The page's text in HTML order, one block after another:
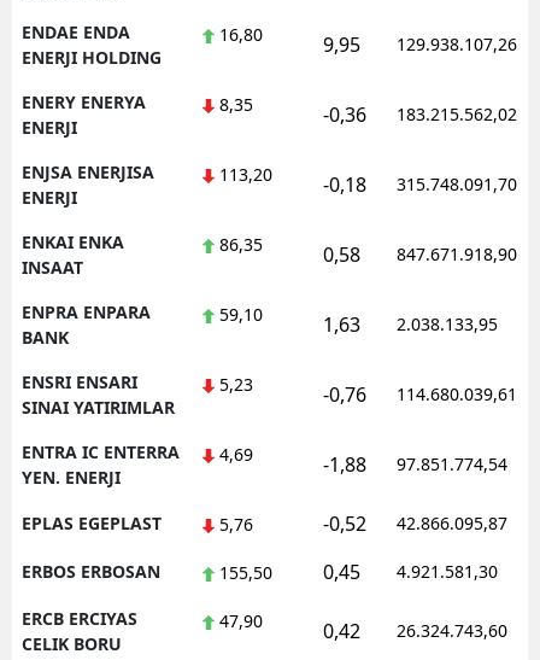
ENDAE ENDA
ENERJI HOLDING
16,80 9,95 129.938.107,26
ENERY ENERYA
ENERJI
8,35 -0,36 183.215.562,02
ENJSA ENERJISA
ENERJI
113,20 -0,18 315.748.091,70
ENKAI ENKA
INSAAT
86,35 0,58 847.671.918,90
ENPRA ENPARA
BANK
59,10 1,63 2.038.133,95
ENSRI ENSARI
SINAI YATIRIMLAR
5,23 -0,76 114.680.039,61
ENTRA IC ENTERRA
YEN. ENERJI
4,69 -1,88 97.851.774,54
EPLAS EGEPLAST 5,76 -0,52 42.866.095,87
ERBOS ERBOSAN 155,50 0,45 4.921.581,30
ERCB ERCIYAS
CELIK BORU
47,90 0,42 26.324.743,60